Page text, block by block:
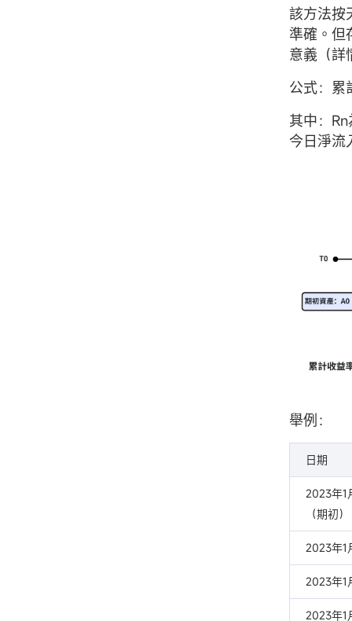
該方法按
準確。但
意義（詳
公式：累
其中：
今日淨流
舉例：
日期
2023年1
（期初）
2023年1
2023年1
2023年1